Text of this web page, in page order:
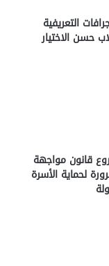
التعريفية
حسن الاختيار
قانون مواجهة
لحماية الأسرة